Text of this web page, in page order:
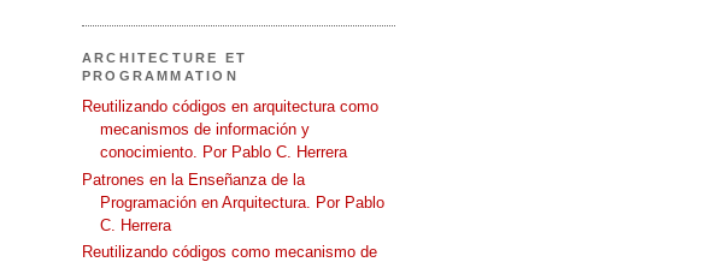
ARCHITECTURE ET
PROGRAMMATION
Reutilizando códigos en arquitectura como
mecanismos de información y
conocimiento. Por Pablo C. Herrera
Patrones en la Enseñanza de la
Programación en Arquitectura. Por Pablo
C. Herrera
Reutilizando códigos como mecanismo de